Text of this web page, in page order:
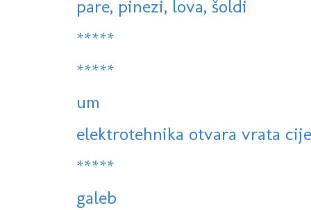
pare, pinezi, lova, šoldi
*****
*****
um
elektrotehnika otvara vrata
*****
galeb